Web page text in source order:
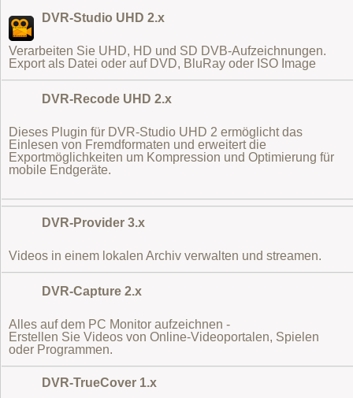
DVR-Studio UHD 2.x
Verarbeiten Sie UHD, HD und SD DVB-Aufzeichnungen.
Export als Datei oder auf DVD, BluRay oder ISO Image
DVR-Recode UHD 2.x
Dieses Plugin für DVR-Studio UHD 2 ermöglicht das
Einlesen von Fremdformaten und erweitert die
Exportmöglichkeiten um Kompression und Optimierung für
mobile Endgeräte.
DVR-Provider 3.x
Videos in einem lokalen Archiv verwalten und streamen.
DVR-Capture 2.x
Alles auf dem PC Monitor aufzeichnen -
Erstellen Sie Videos von Online-Videoportalen, Spielen
oder Programmen.
DVR-TrueCover 1.x